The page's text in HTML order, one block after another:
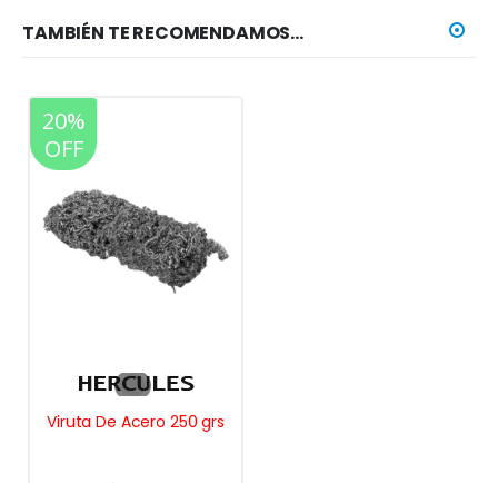
TAMBIÉN TE RECOMENDAMOS…
20%
OFF
Viruta De Acero 250 grs